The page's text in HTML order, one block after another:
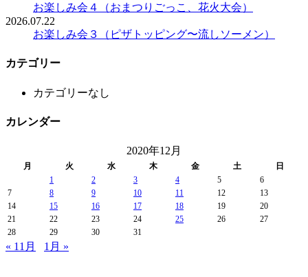
お楽しみ会４（おまつりごっこ、花火大会）
2026.07.22
お楽しみ会３（ピザトッピング〜流しソーメン）
カテゴリー
カテゴリーなし
カレンダー
2020年12月
月 火 水 木 金 土
日
1
2 3 4 5
6
7
8 9 10 11 12
13
14
15 16 17 18 19
20
21
22 23 24 25 26
27
28
29 30 31
« 11月 1月 »